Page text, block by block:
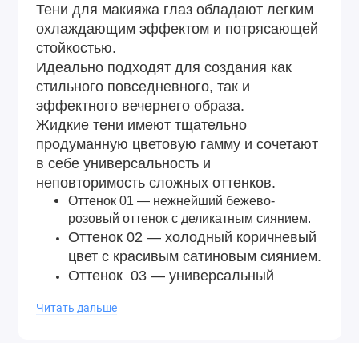
Тени для макияжа глаз обладают легким
охлаждающим эффектом и потрясающей
стойкостью.
Идеально подходят для создания как
стильного повседневного, так и
эффектного вечернего образа.
Жидкие тени имеют тщательно
продуманную цветовую гамму и сочетают
в себе универсальность и
неповторимость сложных оттенков.
Оттенок 01 — нежнейший бежево-
розовый оттенок с деликатным сиянием.
Оттенок 02 — холодный коричневый
цвет с красивым сатиновым сиянием.
Оттенок 03 — универсальный
макияжа.
Читать дальше